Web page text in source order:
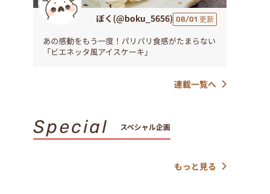
ぼく(@boku_5656) 08/01 更新
あの感動をもう一度！パリパリ食感がたまらない
「ビエネッタ風アイスケーキ」
連載一覧へ
Special スペシャル企画
もっと見る